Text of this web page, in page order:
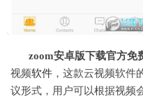
zoom安卓版下载官方免
视频软件 ，这款云视频软件
议形式，用户可以根据视频